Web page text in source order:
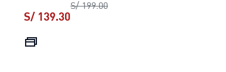
S/ 199.00precio original S/ 199.00
S/ 139.30